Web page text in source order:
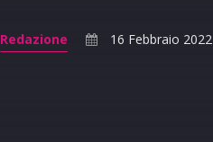
Redazione 16 Febbraio 2022